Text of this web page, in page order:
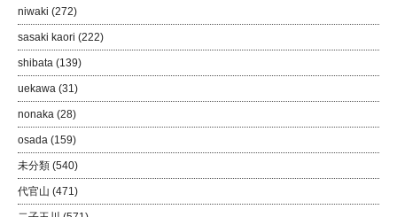
niwaki (272)
sasaki kaori (222)
shibata (139)
uekawa (31)
nonaka (28)
osada (159)
未分類 (540)
代官山 (471)